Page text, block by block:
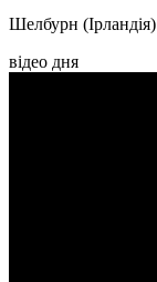
Шелбурн
відео дня